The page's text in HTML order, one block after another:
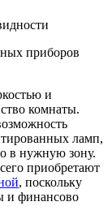
приборов
и
комнаты.
ламп,
в нужную зону.
приобретают
, поскольку
и финансово